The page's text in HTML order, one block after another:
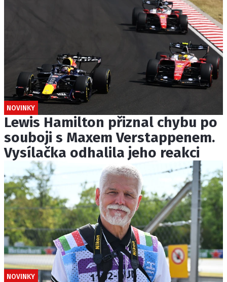
NOVINKY
Lewis Hamilton přiznal chybu po
souboji s Maxem Verstappenem.
Vysílačka odhalila jeho reakci
NOVINKY